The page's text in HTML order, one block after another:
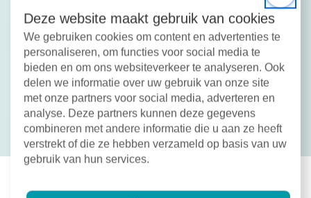
Deze website maakt gebruik van cookies
We gebruiken cookies om content en advertenties te
personaliseren, om functies voor social media te
bieden en om ons websiteverkeer te analyseren. Ook
delen we informatie over uw gebruik van onze site
met onze partners voor social media, adverteren en
analyse. Deze partners kunnen deze gegevens
combineren met andere informatie die u aan ze heeft
verstrekt of die ze hebben verzameld op basis van uw
gebruik van hun services.
Deel dit bericht:
Facebook
X LinkedInEmail
Terug naar overzicht